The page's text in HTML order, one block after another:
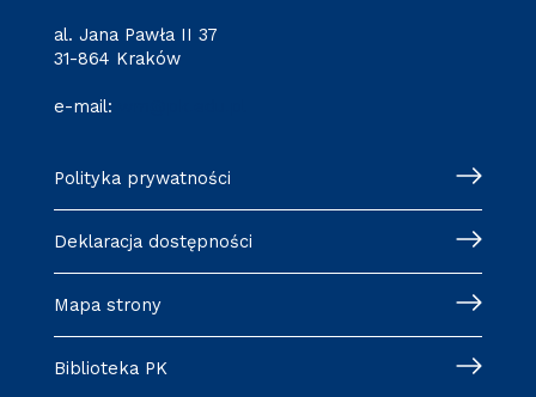
al. Jana Pawła II 37
31-864 Kraków
e-mail:
Polityka prywatności
Deklaracja dostępności
Mapa strony
Biblioteka PK